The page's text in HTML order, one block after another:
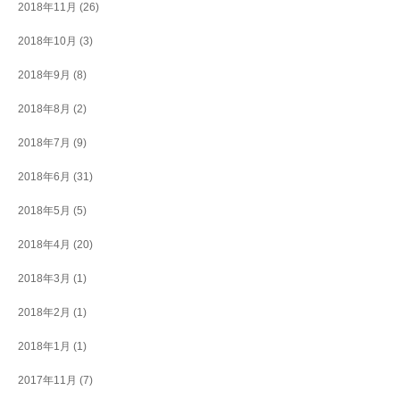
2018年11月 (26)
2018年10月 (3)
2018年9月 (8)
2018年8月 (2)
2018年7月 (9)
2018年6月 (31)
2018年5月 (5)
2018年4月 (20)
2018年3月 (1)
2018年2月 (1)
2018年1月 (1)
2017年11月 (7)